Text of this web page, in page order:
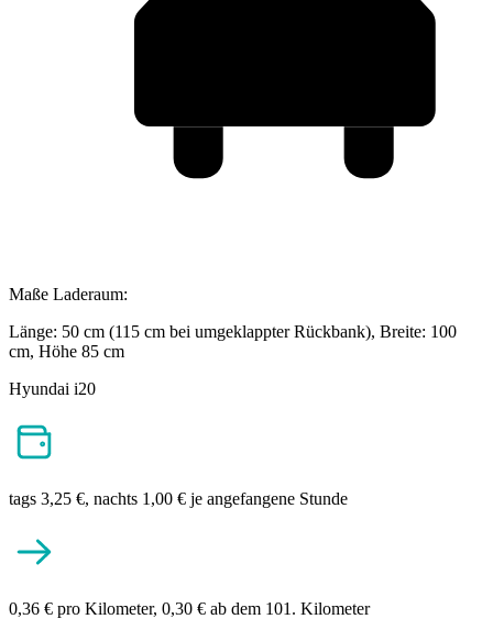
Maße Laderaum:
Länge: 50 cm (115 cm bei umgeklappter Rückbank), Breite: 100
cm, Höhe 85 cm
Hyundai i20
tags 3,25 €, nachts 1,00 € je angefangene Stunde
0,36 € pro Kilometer, 0,30 € ab dem 101. Kilometer